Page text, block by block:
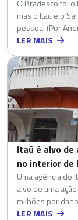
O Bradesco foi
mas o Itaú e o
pessoal (Por
LER MAIS
Itaú é alvo
no interior de
Uma agência do
alvo de uma
milhões por
LER MAIS